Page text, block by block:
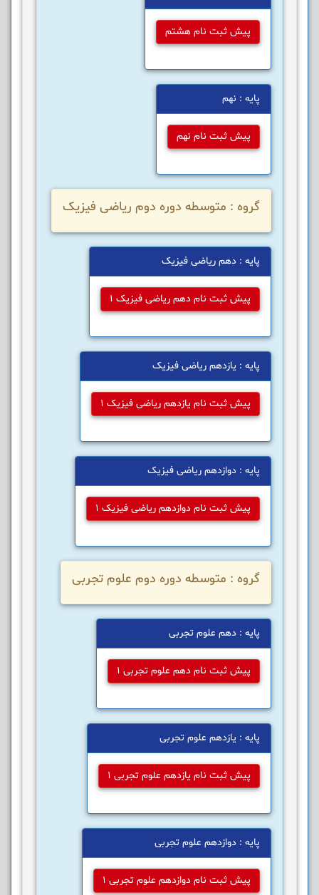
پیش ثبت نام هشتم
پایه : نهم
پیش ثبت نام نهم
گروه : متوسطه دوره دوم ریاضی فیزیک
پایه : دهم ریاضی فیزیک
پیش ثبت نام دهم ریاضی فیزیک 1
پایه : یازدهم ریاضی فیزیک
پیش ثبت نام یازدهم ریاضی فیزیک 1
پایه : دوازدهم ریاضی فیزیک
پیش ثبت نام دوازدهم ریاضی فیزیک 1
گروه : متوسطه دوره دوم علوم تجربی
پایه : دهم علوم تجربی
پیش ثبت نام دهم علوم تجربی 1
پایه : یازدهم علوم تجربی
پیش ثبت نام یازدهم علوم تجربی 1
پایه : دوازدهم علوم تجربی
پیش ثبت نام دوازدهم علوم تجربی 1